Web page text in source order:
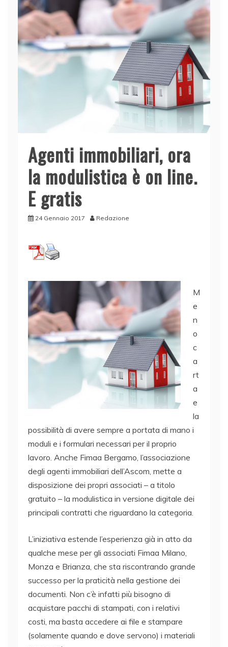
Agenti immobiliari, ora
la modulistica è on line.
E gratis
24 Gennaio 2017 Redazione
M
e
n
o
c
a
rt
a
e
la
possibilità di avere sempre a portata di mano i
moduli e i formulari necessari per il proprio
lavoro. Anche Fimaa Bergamo, l’associazione
degli agenti immobiliari dell’Ascom, mette a
disposizione dei propri associati – a titolo
gratuito – la modulistica in versione digitale dei
principali contratti che riguardano la categoria.
L’iniziativa estende l’esperienza già in atto da
qualche mese per gli associati Fimaa Milano,
Monza e Brianza, che sta riscontrando grande
successo per la praticità nella gestione dei
documenti. Non c’è infatti più bisogno di
acquistare pacchi di stampati, con i relativi
costi, ma basta accedere ai file e stampare
(solamente quando e dove servono) i materiali